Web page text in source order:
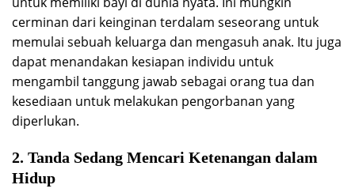
cerminan dari keinginan terdalam seseorang untuk
memulai sebuah keluarga dan mengasuh anak. Itu juga
dapat menandakan kesiapan individu untuk
mengambil tanggung jawab sebagai orang tua dan
kesediaan untuk melakukan pengorbanan yang
diperlukan.
2. Tanda Sedang Mencari Ketenangan dalam
Hidup